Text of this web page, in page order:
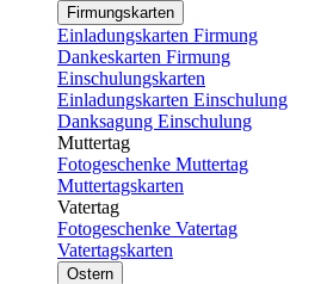
Firmungskarten
Einladungskarten Firmung
Dankeskarten Firmung
Einschulungskarten
Einladungskarten Einschulung
Danksagung Einschulung
Muttertag
Fotogeschenke Muttertag
Muttertagskarten
Vatertag
Fotogeschenke Vatertag
Vatertagskarten
Ostern